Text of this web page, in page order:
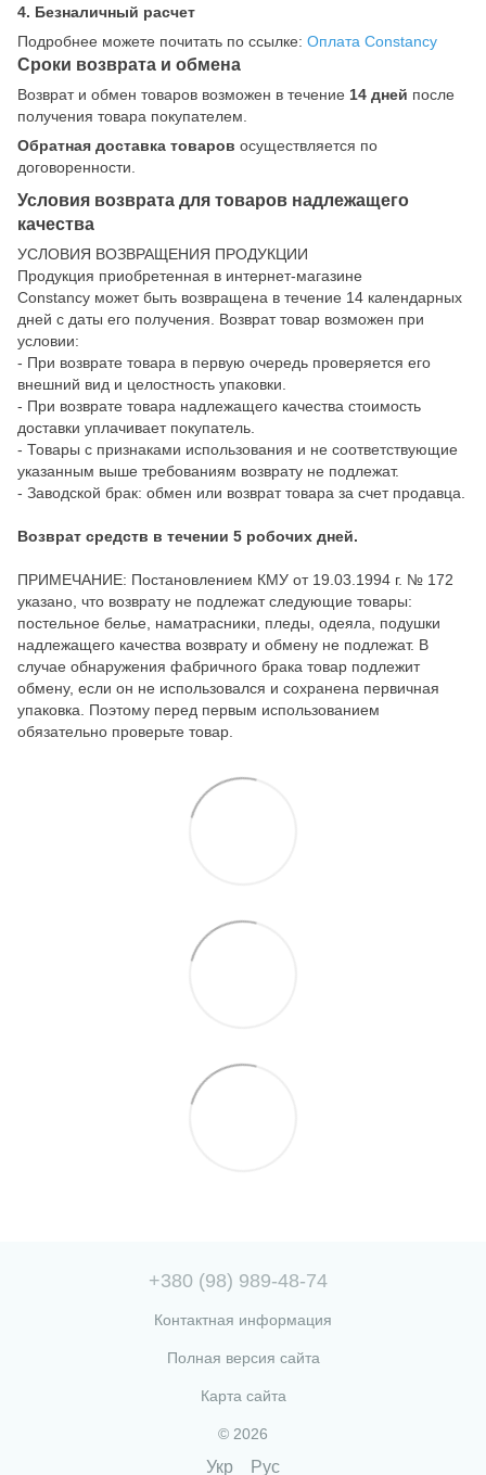
4. Безналичный расчет
Подробнее можете почитать по ссылке: Оплата Constancy
Сроки возврата и обмена
Возврат и обмен товаров возможен в течение 14 дней после
получения товара покупателем.
Обратная доставка товаров осуществляется по
договоренности.
Условия возврата для товаров надлежащего
качества
УСЛОВИЯ ВОЗВРАЩЕНИЯ ПРОДУКЦИИ
Продукция приобретенная в интернет-магазине
Constancy может быть возвращена в течение 14 календарных
дней с даты его получения. Возврат товар возможен при
условии:
- При возврате товара в первую очередь проверяется его
внешний вид и целостность упаковки.
- При возврате товара надлежащего качества стоимость
доставки уплачивает покупатель.
- Товары с признаками использования и не соответствующие
указанным выше требованиям возврату не подлежат.
- Заводской брак: обмен или возврат товара за счет продавца.
Возврат средств в течении 5 робочих дней.
ПРИМЕЧАНИЕ: Постановлением КМУ от 19.03.1994 г. № 172
указано, что возврату не подлежат следующие товары:
постельное белье, наматрасники, пледы, одеяла, подушки
надлежащего качества возврату и обмену не подлежат. В
случае обнаружения фабричного брака товар подлежит
обмену, если он не использовался и сохранена первичная
упаковка. Поэтому перед первым использованием
обязательно проверьте товар.
+380 (98) 989-48-74
Контактная информация
Полная версия сайта
Карта сайта
© 2026
Укр Рус